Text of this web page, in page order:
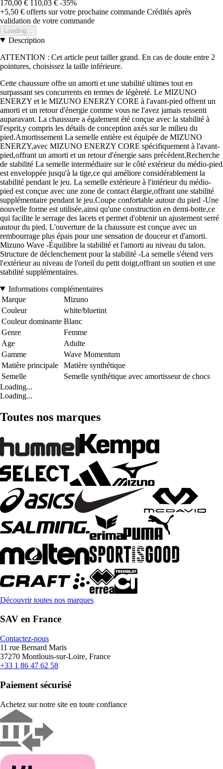
170,00 € 110,03 € -35%
+5,50 € offerts sur votre prochaine commande Crédités après
validation de votre commande
Loading...
Description
ATTENTION : Cet article peut tailler grand. En cas de doute entre 2
pointures, choisissez la taille inférieure.
Cette chaussure offre un amorti et une stabilité ultimes tout en
surpassant ses concurrents en termes de légèreté. Le MIZUNO
ENERZY et le MIZUNO ENERZY CORE à l'avant-pied offrent un
amorti et un retour d'énergie comme vous ne l'avez jamais ressenti
auparavant. La chaussure a également été conçue avec la stabilité à
l'esprit,y compris les détails de conception axés sur le milieu du
pied.Amortissement La semelle entière est équipée de MIZUNO
ENERZY,avec MIZUNO ENERZY CORE spécifiquement à l'avant-
pied,offrant un amorti et un retour d'énergie sans précédent.Recherche
de stabilité La semelle intermédiaire sur le côté extérieur du médio-pied
est enveloppée jusqu'à la tige,ce qui améliore considérablement la
stabilité pendant le jeu. La semelle extérieure à l'intérieur du médio-
pied est conçue avec une zone de contact élargie,offrant une stabilité
supplémentaire pendant le jeu.Coupe confortable autour du pied -Une
nouvelle forme est utilisée,ainsi qu'une construction en demi-botte,ce
qui facilite le serrage des lacets et permet d'obtenir un ajustement serré
autour du pied. L'ouverture de la chaussure est conçue avec un
rembourrage plus épais pour une sensation de douceur et d'amorti.
Mizuno Wave -Équilibre la stabilité et l'amorti au niveau du talon.
Structure de déclenchement pour la stabilité -La semelle s'étend vers
l'extérieur au niveau de l'orteil du petit doigt,offrant un soutien et une
stabilité supplémentaires.
Informations complémentaires
Marque
Mizuno
Couleur
white/bluetint
Couleur dominante Blanc
Genre
Femme
Age
Adulte
Gamme
Wave Momentum
Matière principale
Matière synthétique
Semelle
Semelle synthétique avec amortisseur de chocs
Loading...
Loading...
Toutes nos marques
Découvrir toutes nos marques
SAV en France
Contactez-nous
11 rue Bernard Maris
37270 Montlouis-sur-Loire, France
+33 1 86 47 62 58
Paiement sécurisé
Achetez sur notre site en toute confiance